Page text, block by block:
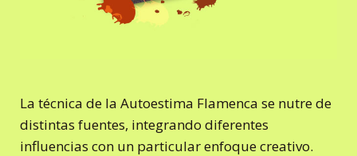
La técnica de la Autoestima Flamenca se nutre de
distintas fuentes, integrando diferentes
influencias con un particular enfoque creativo.